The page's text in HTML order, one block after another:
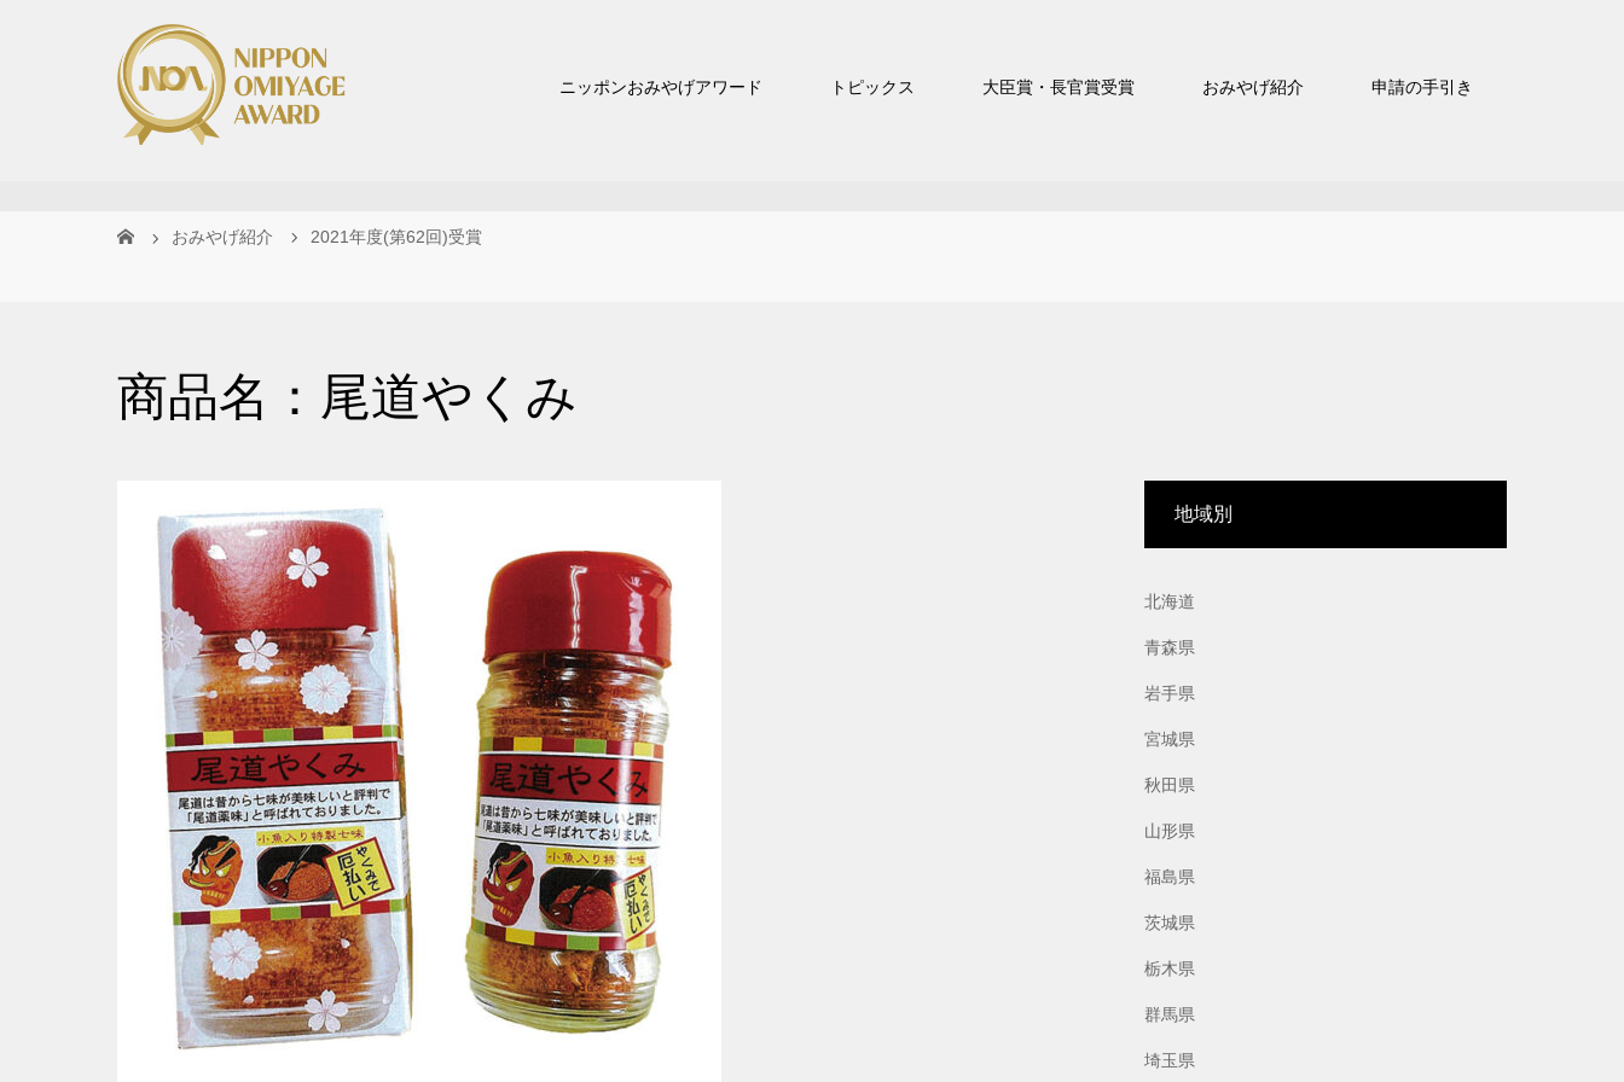
ニッポンおみやげアワード トピックス 大臣賞・長官賞受賞 おみやげ紹介 申請の手引き
おみやげ紹介 2021年度(第62回)受賞
商品名：尾道やくみ
地域別
北海道
青森県
岩手県
宮城県
秋田県
山形県
福島県
茨城県
栃木県
群馬県
埼玉県